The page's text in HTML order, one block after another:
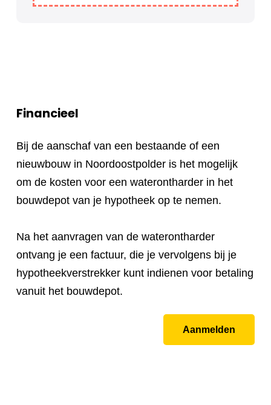
Financieel
Bij de aanschaf van een bestaande of een
nieuwbouw in Noordoostpolder is het mogelijk
om de kosten voor een waterontharder in het
bouwdepot van je hypotheek op te nemen.
Na het aanvragen van de waterontharder
ontvang je een factuur, die je vervolgens bij je
hypotheekverstrekker kunt indienen voor betaling
vanuit het bouwdepot.
Aanmelden